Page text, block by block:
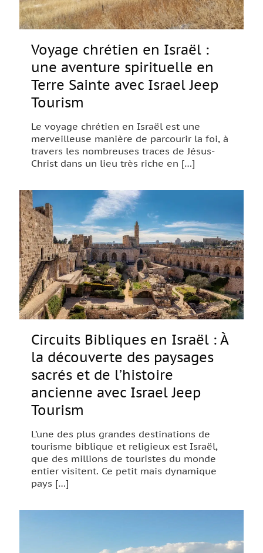
Voyage chrétien en Israël :
une aventure spirituelle en
Terre Sainte avec Israel Jeep
Tourism
Le voyage chrétien en Israël est une
merveilleuse manière de parcourir la foi, à
travers les nombreuses traces de Jésus-
Christ dans un lieu très riche en […]
Circuits Bibliques en Israël : À
la découverte des paysages
sacrés et de l’histoire
ancienne avec Israel Jeep
Tourism
L’une des plus grandes destinations de
tourisme biblique et religieux est Israël,
que des millions de touristes du monde
entier visitent. Ce petit mais dynamique
pays […]